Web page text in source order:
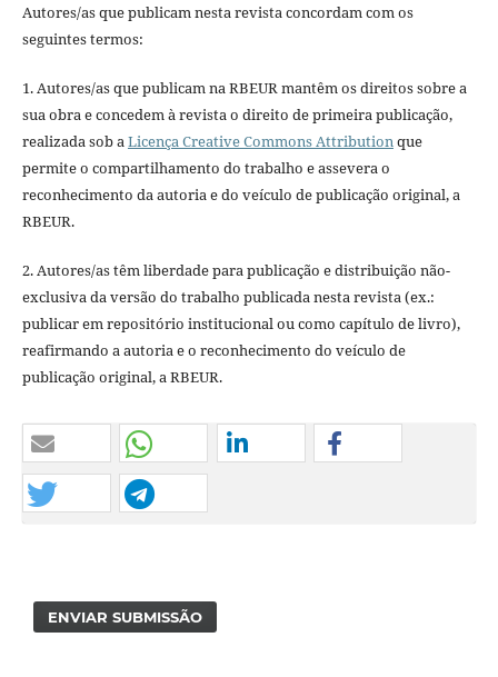
Autores/as que publicam nesta revista concordam com os
seguintes termos:
1. Autores/as que publicam na RBEUR mantêm os direitos sobre a
sua obra e concedem à revista o direito de primeira publicação,
realizada sob aLicença Creative Commons Attributionque
permite o compartilhamento do trabalho e assevera o
reconhecimento da autoria e do veículo de publicação original, a
RBEUR.
2. Autores/as têm liberdade para publicação e distribuição não-
exclusiva da versão do trabalho publicada nesta revista (ex.:
publicar em repositório institucional ou como capítulo de livro),
reafirmando a autoria e o reconhecimento do veículo de
publicação original, a RBEUR.
ENVIAR SUBMISSÃO